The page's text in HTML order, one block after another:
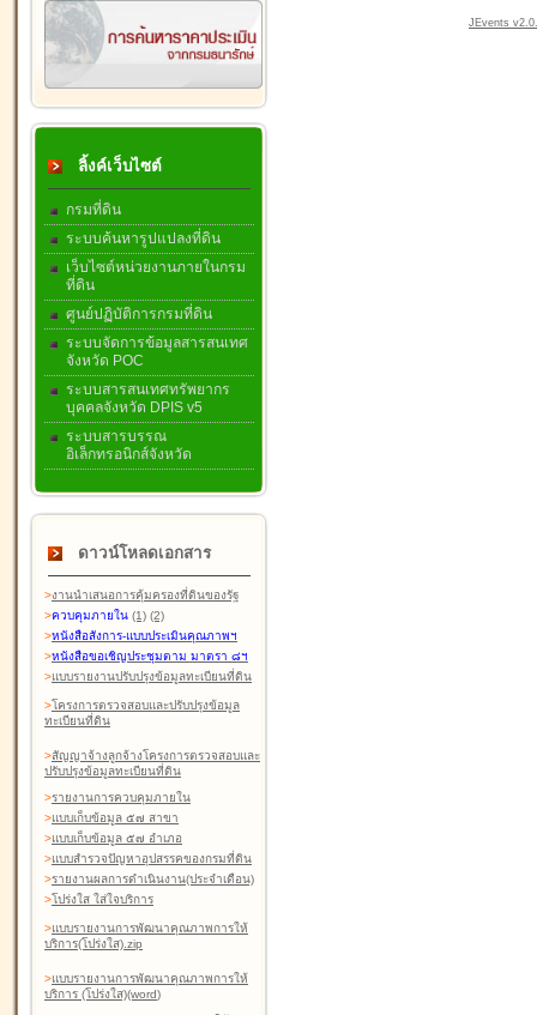
ลิ้งค์เว็บไซต์
กรมที่ดิน
ระบบค้นหารูปแปลงที่ดิน
เว็บไซต์หน่วยงานภายในกรม
ที่ดิน
ศูนย์ปฏิบัติการกรมที่ดิน
ระบบจัดการข้อมูลสารสนเทศ
จังหวัด POC
ระบบสารสนเทศทรัพยากร
บุคคลจังหวัด DPIS v5
ระบบสารบรรณ
อิเล็กทรอนิกส์จังหวัด
ดาวน์โหลดเอกสาร
>งานนำเสนอการคุ้มครองที่ดินของรัฐ
>ควบคุมภายใน (1) (2)
>หนังสือสังการ-แบบประเมินคุณภาพฯ
>หนังสือขอเชิญประชุมตาม มาตรา ๘ฯ
>แบบรายงานปรับปรุงข้อมูลทะเบียนที่ดิน
>โครงการตรวจสอบและปรับปรุงข้อมูล
ทะเบียนที่ดิน
>สัญญาจ้างลูกจ้างโครงการตรวจสอบและ
ปรับปรุงข้อมูลทะเบียนที่ดิน
>รายงานการควบคุมภายใน
>แบบเก็บข้อมูล ๕๗ สาขา
>แบบเก็บข้อมูล ๕๗ อำเภอ
>แบบสำรวจปัญหาอุปสรรคของกรมที่ดิน
>รายงานผลการดำเนินงาน(ประจำเดือน)
>โปร่งใส ใส่ใจบริการ
>แบบรายงานการพัฒนาคุณภาพการให้
บริการ(โปร่งใส).zip
>แบบรายงานการพัฒนาคุณภาพการให้
บริการ (โปร่งใส)(word)
JEvents